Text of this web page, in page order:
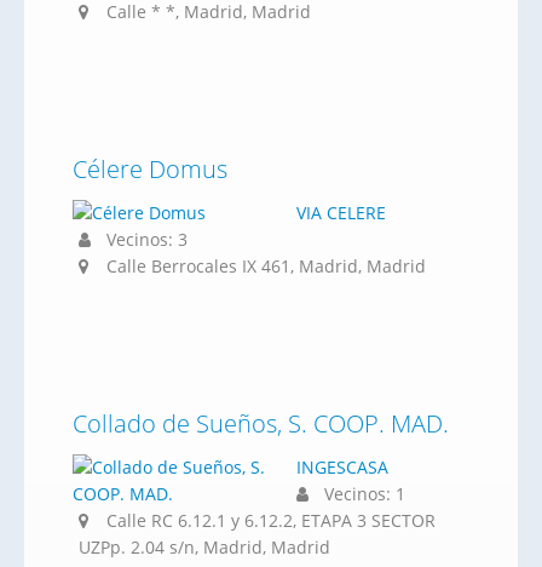
Calle * *, Madrid, Madrid
Célere Domus
VIA CELERE
Vecinos: 3
Calle Berrocales IX 461, Madrid, Madrid
Collado de Sueños, S. COOP. MAD.
INGESCASA
Vecinos: 1
Calle RC 6.12.1 y 6.12.2, ETAPA 3 SECTOR
UZPp. 2.04 s/n, Madrid, Madrid